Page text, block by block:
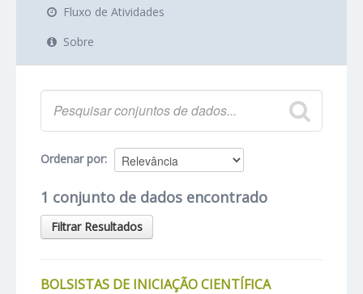
Fluxo de Atividades
Sobre
Ordenar por
1 conjunto de dados encontrado
Filtrar Resultados
BOLSISTAS DE INICIAÇÃO CIENTÍFICA